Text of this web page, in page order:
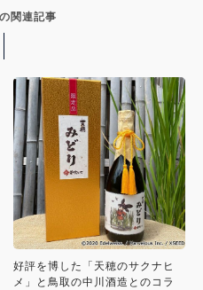
関連記事
好評を博した「天穂のサクナヒ
メ」と鳥取の中川酒造とのコラ